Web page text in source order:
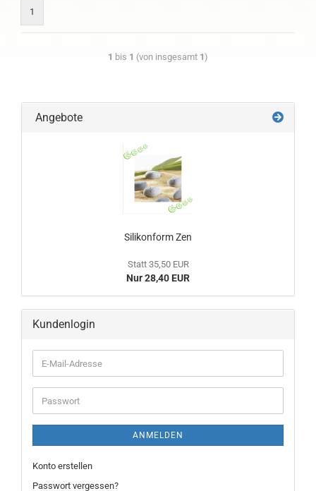
1
1 bis 1 (von insgesamt 1)
Angebote
Silikonform Zen
Statt 35,50 EUR
Nur 28,40 EUR
Kundenlogin
ANMELDEN
Konto erstellen
Passwort vergessen?